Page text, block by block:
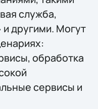
служба,
другими. Могут
обработка
сервисы и